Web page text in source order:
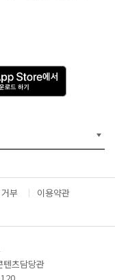
A
p
p
e
서
다
운
부
이용약관
츠담당관